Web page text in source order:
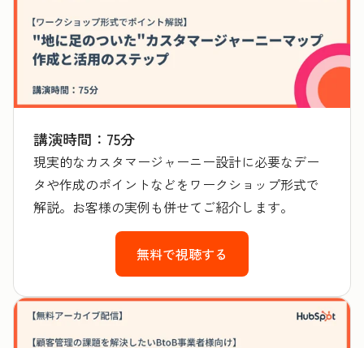
講演時間：75分
現実的なカスタマージャーニー設計に必要なデー
タや作成のポイントなどをワークショップ形式で
解説。お客様の実例も併せてご紹介します。
無料で視聴する